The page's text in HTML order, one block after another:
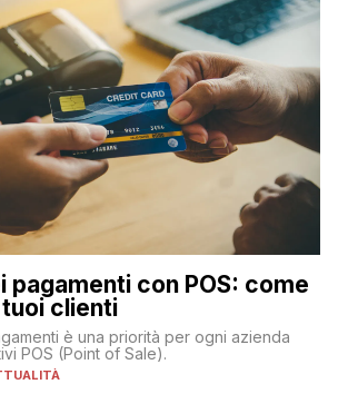
pagamenti con POS: come
clienti
è una priorità per ogni azienda
POS (Point of Sale).